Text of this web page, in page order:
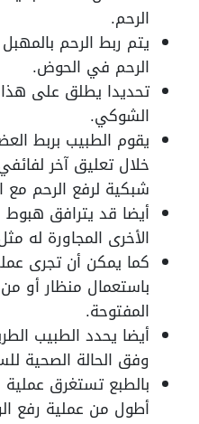
الرحم.
يتم ربط الرحم
الرحم في الحوض.
تحديدا يطلق على هذا
الشوكي.
يقوم الطبيب بربط
خلال تعليق آخر
شبكية لرفع الرحم
أيضا قد يترافق
الأخرى المجاورة له
كما يمكن أن تجرى
باستعمال منظار أو من
المفتوحة.
أيضا يحدد الطبيب
وفق الحالة الصحية
بالطبع تستغرق عملية
أطول من عملية رفع